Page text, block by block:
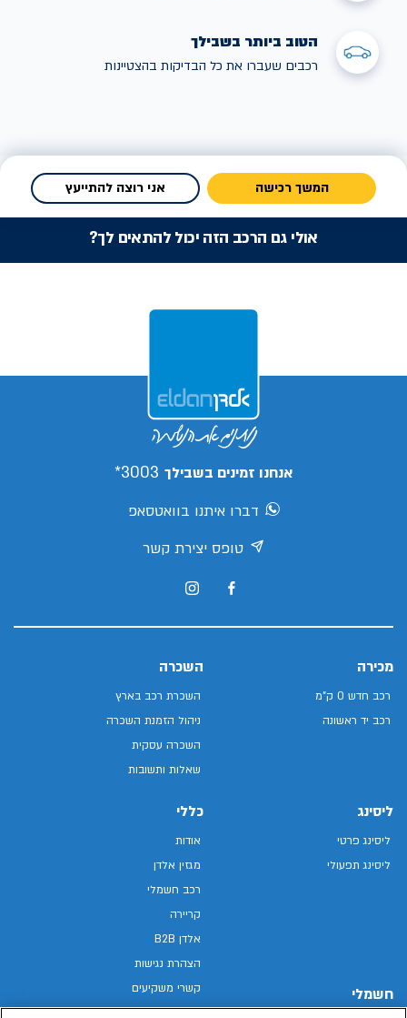
הטוב ביותר בשבילך
רכבים שעברו את כל הבדיקות בהצטיינות
המשך רכישה אני רוצה להתייעץ
אולי גם הרכב הזה יכול להתאים לך?
אנחנו זמינים בשבילך 3003*
דברו איתנו בוואטסאפ
טופס יצירת קשר
מכירה
רכב חדש 0 ק"מ
רכב יד ראשונה
השכרה
השכרת רכב בארץ
ניהול הזמנת השכרה
השכרה עסקית
שאלות ותשובות
ליסינג
ליסינג פרטי
ליסינג תפעולי
חשמלי
כללי
אודות
מגזין אלדן
רכב חשמלי
קריירה
אלדן B2B
הצהרת נגישות
קשרי משקיעים
מפת האתר